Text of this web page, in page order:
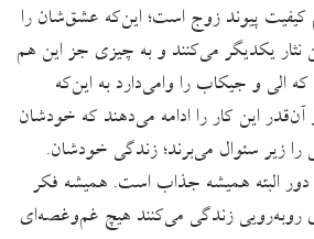
کیفیت پیوند زوج است؛ این‌که عشق‌شان را
یکدیگر می‌کنند و به چیزی جز این هم
الی و جیکاب را وامی‌دارد به این‌که
این کار را ادامه می‌دهند که خودشان
زیر سئوال می‌برند؛ زندگی خودشان.
دور البته همیشه جذاب است. همیشه فکر
روبه‌رویی زندگی می‌کنند هیچ غم‌وغصه‌ای